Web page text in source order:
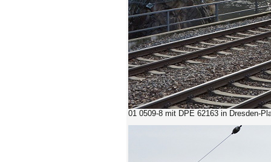
01 0509-8 mit DPE 62163 in Dresden-